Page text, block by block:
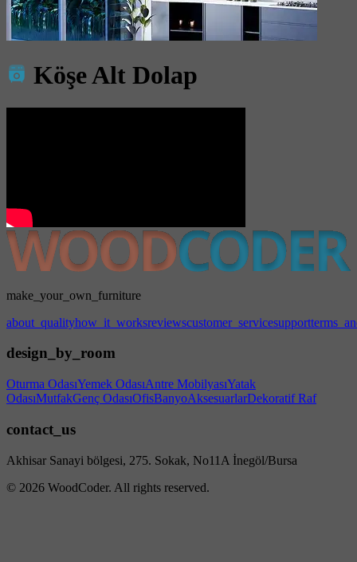
Köşe Alt Dolap
make_your_own_furniture
about_qualityhow_it_worksreviewscustomer_servicesupport
design_by_room
Oturma OdasıYemek OdasıAntre MobilyasıYatak
OdasıMutfakGenç OdasıOfisBanyoAksesuarlarDekoratif Raf
contact_us
Akhisar Sanayi bölgesi, 275. Sokak, No11A İnegöl/Bursa
© 2026 WoodCoder. All rights reserved.